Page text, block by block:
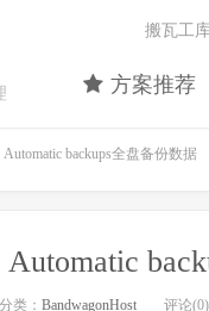
方案推荐
搬瓦工
backups全盘备份数据
分类： BandwagonHost 评论(0)